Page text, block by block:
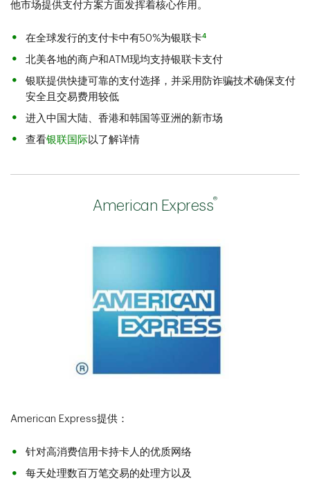
他市场提供支付方案方面发挥着核心作用。
在全球发行的支付卡中有50%为银联卡4
北美各地的商户和ATM现均支持银联卡支付
银联提供快捷可靠的支付选择，并采用防诈骗技术确保支付
安全且交易费用较低
进入中国大陆、香港和韩国等亚洲的新市场
查看银联国际以了解详情
American Express®
American Express提供：
针对高消费信用卡持卡人的优质网络
每天处理数百万笔交易的处理方以及